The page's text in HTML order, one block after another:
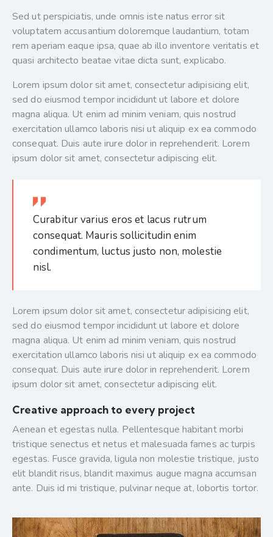
Sed ut perspiciatis, unde omnis iste natus error sit
voluptatem accusantium doloremque laudantium, totam
rem aperiam eaque ipsa, quae ab illo inventore veritatis et
quasi architecto beatae vitae dicta sunt, explicabo.
Lorem ipsum dolor sit amet, consectetur adipisicing elit,
sed do eiusmod tempor incididunt ut labore et dolore
magna aliqua. Ut enim ad minim veniam, quis nostrud
exercitation ullamco laboris nisi ut aliquip ex ea commodo
consequat. Duis aute irure dolor in reprehenderit. Lorem
ipsum dolor sit amet, consectetur adipiscing elit.
Curabitur varius eros et lacus rutrum
consequat. Mauris sollicitudin enim
condimentum, luctus justo non, molestie
nisl.
Lorem ipsum dolor sit amet, consectetur adipisicing elit,
sed do eiusmod tempor incididunt ut labore et dolore
magna aliqua. Ut enim ad minim veniam, quis nostrud
exercitation ullamco laboris nisi ut aliquip ex ea commodo
consequat. Duis aute irure dolor in reprehenderit. Lorem
ipsum dolor sit amet, consectetur adipiscing elit.
Creative approach to every project
Aenean et egestas nulla. Pellentesque habitant morbi
tristique senectus et netus et malesuada fames ac turpis
egestas. Fusce gravida, ligula non molestie tristique, justo
elit blandit risus, blandit maximus augue magna accumsan
ante. Duis id mi tristique, pulvinar neque at, lobortis tortor.